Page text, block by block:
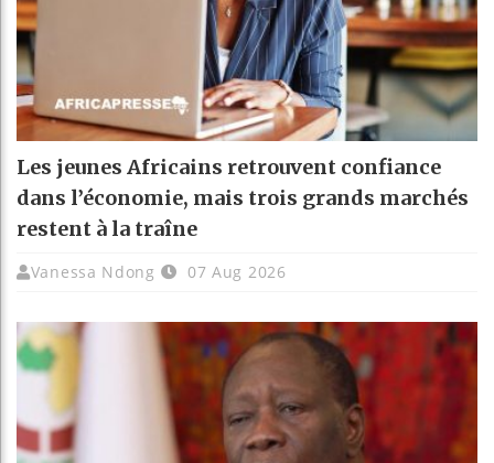
Les jeunes Africains retrouvent confiance
dans l’économie, mais trois grands marchés
restent à la traîne
Vanessa Ndong 07 Aug 2026